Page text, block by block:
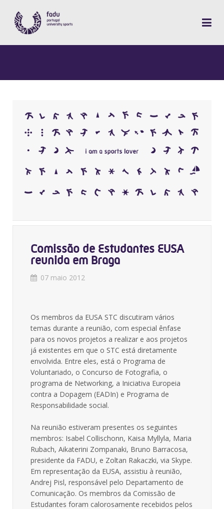
Comissão de Estudantes EUSA
reunida em Braga
07 maio 2012
Os membros da EUSA STC discutiram vários
temas durante a reunião, com especial ênfase
para os novos projetos a realizar e aos projetos
já existentes em que o STC está diretamente
envolvida. Entre eles, está o Programa de
Voluntariado, o Concurso de Fotografia, o
programa de Networking, a Iniciativa Europeia
contra a Dopagem (EADIn) e Programa de
Responsabilidade social.
Na reunião estiveram presentes os seguintes
membros: Isabel Collischonn, Kaisa Myllyla, Maria
Rubach, Aikaterini Zompanaki, Bruno Barracosa,
presidente da FADU, e Zoltan Rakaczki, via Skype.
Em representação da EUSA, assistiu à reunião,
Andrej Pisl, responsável pelo Departamento de
Comunicação. Os membros da Comissão de
Estudantes foram calorosamente recebidos pelos